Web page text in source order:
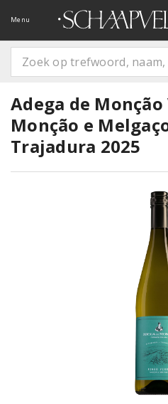
Menu
Adega de
Monção e
Trajadura 2025